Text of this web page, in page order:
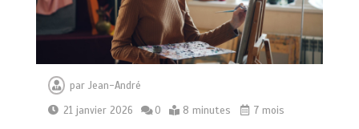
parJean-André
21 janvier 2026
0 8 minutes 7 mois